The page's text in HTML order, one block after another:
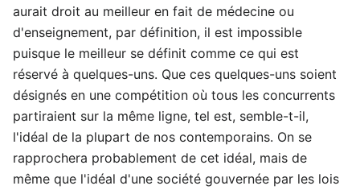
aurait droit au meilleur en fait de médecine ou
d'enseignement, par définition, il est impossible
puisque le meilleur se définit comme ce qui est
réservé à quelques-uns. Que ces quelques-uns soient
désignés en une compétition où tous les concurrents
partiraient sur la même ligne, tel est, semble-t-il,
l'idéal de la plupart de nos contemporains. On se
rapprochera probablement de cet idéal, mais de
même que l'idéal d'une société gouvernée par les lois